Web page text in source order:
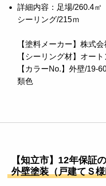
詳細内容：足場/260.4
シーリング/215ｍ
【塗料メーカー】株式
【シーリング材】オー
【カラーNo.】外壁/
類色
【知立市】12年保証
外壁塗装（戸建てＳ